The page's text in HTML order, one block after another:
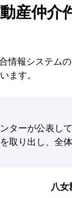
産仲介
情報システム
ます。
ターが公表し
取り出し、全
八女